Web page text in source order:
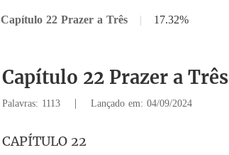
Capítulo 22 Prazer a Três | 17.32%
Capítulo 22 Prazer a Três
Palavras: 1113 | Lançado em: 04/09/2024
TULO